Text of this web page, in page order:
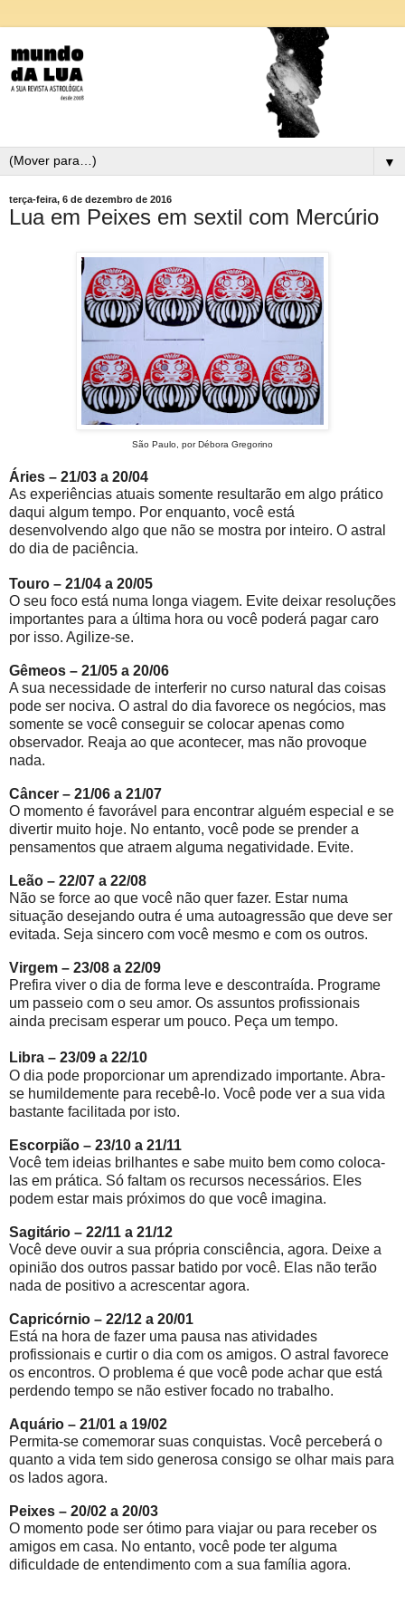
▼
terça-feira, 6 de dezembro de 2016
Lua em Peixes em sextil com Mercúrio
São Paulo, por Débora Gregorino
Áries – 21/03 a 20/04
As experiências atuais somente resultarão em algo prático
daqui algum tempo. Por enquanto, você está
desenvolvendo algo que não se mostra por inteiro. O astral
do dia de paciência.
Touro – 21/04 a 20/05
O seu foco está numa longa viagem. Evite deixar resoluções
importantes para a última hora ou você poderá pagar caro
por isso. Agilize-se.
Gêmeos – 21/05 a 20/06
A sua necessidade de interferir no curso natural das coisas
pode ser nociva. O astral do dia favorece os negócios, mas
somente se você conseguir se colocar apenas como
observador. Reaja ao que acontecer, mas não provoque
nada.
Câncer – 21/06 a 21/07
O momento é favorável para encontrar alguém especial e se
divertir muito hoje. No entanto, você pode se prender a
pensamentos que atraem alguma negatividade. Evite.
Leão – 22/07 a 22/08
Não se force ao que você não quer fazer. Estar numa
situação desejando outra é uma autoagressão que deve ser
evitada. Seja sincero com você mesmo e com os outros.
Virgem – 23/08 a 22/09
Prefira viver o dia de forma leve e descontraída. Programe
um passeio com o seu amor. Os assuntos profissionais
ainda precisam esperar um pouco. Peça um tempo.
Libra – 23/09 a 22/10
O dia pode proporcionar um aprendizado importante. Abra-
se humildemente para recebê-lo. Você pode ver a sua vida
bastante facilitada por isto.
Escorpião – 23/10 a 21/11
Você tem ideias brilhantes e sabe muito bem como coloca-
las em prática. Só faltam os recursos necessários. Eles
podem estar mais próximos do que você imagina.
Sagitário – 22/11 a 21/12
Você deve ouvir a sua própria consciência, agora. Deixe a
opinião dos outros passar batido por você. Elas não terão
nada de positivo a acrescentar agora.
Capricórnio – 22/12 a 20/01
Está na hora de fazer uma pausa nas atividades
profissionais e curtir o dia com os amigos. O astral favorece
os encontros. O problema é que você pode achar que está
perdendo tempo se não estiver focado no trabalho.
Aquário – 21/01 a 19/02
Permita-se comemorar suas conquistas. Você perceberá o
quanto a vida tem sido generosa consigo se olhar mais para
os lados agora.
Peixes – 20/02 a 20/03
O momento pode ser ótimo para viajar ou para receber os
amigos em casa. No entanto, você pode ter alguma
dificuldade de entendimento com a sua família agora.